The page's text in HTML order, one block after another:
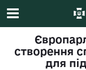
створення
для